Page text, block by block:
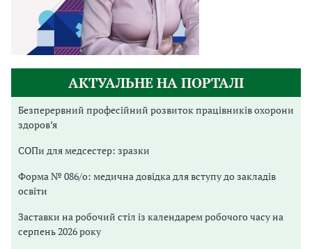
АКТУАЛЬНЕ НА ПОРТАЛІ
Безперервний професійний розвиток працівників охорони
здоров’я
СОПи для медсестер: зразки
Форма № 086/о: медична довідка для вступу до закладів
освіти
Заставки на робочий стіл із календарем робочого часу на
серпень 2026 року